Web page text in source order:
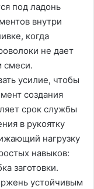
под ладонь
внутри
когда
не дает
смеси.
усилие, чтобы
создания
срок службы
в рукоятку
нагрузку
навыков:
заготовки.
устойчивым